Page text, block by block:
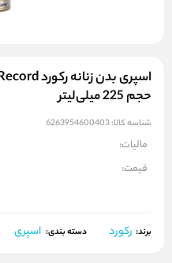
حجم 225 میلی‌لیتر
شناسه کالا:6263954600403
مالیات:
قیمت:
برند: رکورد دسته بندی: اسپری